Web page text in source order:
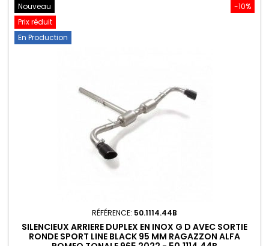
-10%
Nouveau
Prix réduit
En Production
RÉFÉRENCE: 50.1114.44B
SILENCIEUX ARRIERE DUPLEX EN INOX G D AVEC SORTIE
RONDE SPORT LINE BLACK 95 MM RAGAZZON ALFA